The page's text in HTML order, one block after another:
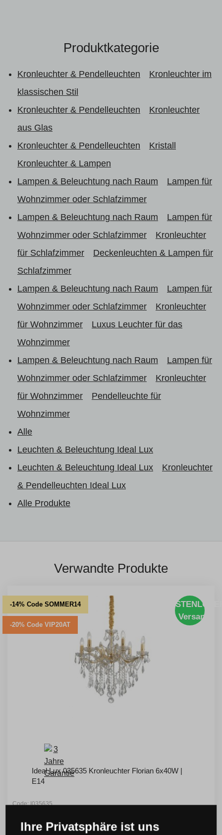
Produktkategorie
Kronleuchter & Pendelleuchten
Kronleuchter im
klassischen Stil
Kronleuchter & Pendelleuchten
Kronleuchter
aus Glas
Kronleuchter & Pendelleuchten
Kristall
Kronleuchter & Lampen
Lampen & Beleuchtung nach Raum
Lampen für
Wohnzimmer oder Schlafzimmer
Lampen & Beleuchtung nach Raum
Lampen für
Wohnzimmer oder Schlafzimmer
Kronleuchter
für Schlafzimmer
Deckenleuchten & Lampen für
Schlafzimmer
Lampen & Beleuchtung nach Raum
Lampen für
Wohnzimmer oder Schlafzimmer
Kronleuchter
für Wohnzimmer
Luxus Leuchter für das
Wohnzimmer
Lampen & Beleuchtung nach Raum
Lampen für
Wohnzimmer oder Schlafzimmer
Kronleuchter
für Wohnzimmer
Pendelleuchte für
Wohnzimmer
Alle
Leuchten & Beleuchtung Ideal Lux
Leuchten & Beleuchtung Ideal Lux
Kronleuchter
& Pendelleuchten Ideal Lux
Alle Produkte
Verwandte Produkte
-14% Code SOMMER14
-20% Code VIP20AT
Versand
Ideal Lux 035635 Kronleuchter Florian 6x40W |
E14
Code: I035635
502 €
Ihre Privatsphäre ist uns